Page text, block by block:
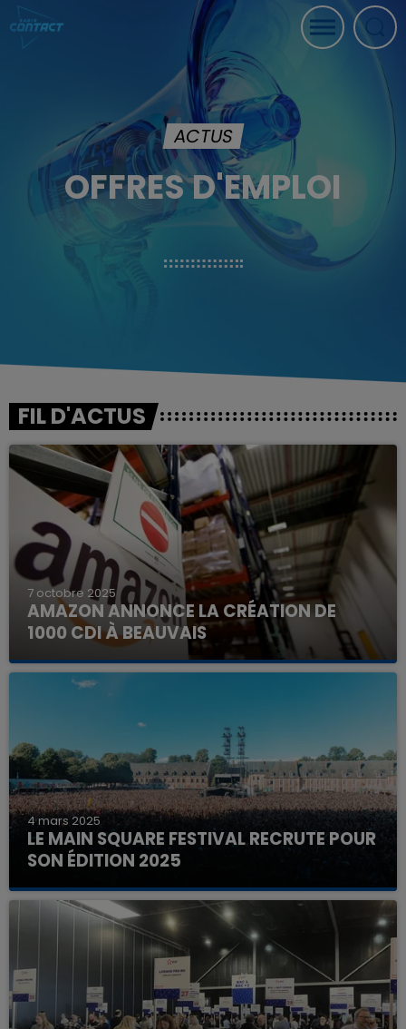
ACTUS
OFFRES D'EMPLOI
FIL D'ACTUS
7 octobre 2025
AMAZON ANNONCE LA CRÉATION DE
1000 CDI À BEAUVAIS
4 mars 2025
LE MAIN SQUARE FESTIVAL RECRUTE POUR
SON ÉDITION 2025